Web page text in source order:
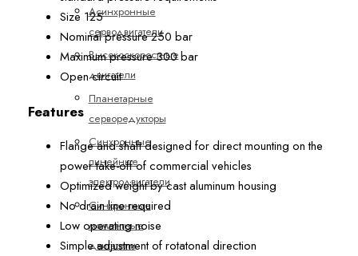
Асинхронные
серводвигатели
Высокоскоростные
двигатели
Планетарные
серворедукторы
Синхронные
линейные
электродвигатели
Синхронные
моментные
двигатели
Size 125
Nominal pressure 250 bar
Maximum pressure 300 bar
Open circuit
Features
Flange and shaft designed for direct mounting on the
power take-off of commercial vehicles
Optimized weight by cast aluminum housing
No drain line required
Low operating noise
Simple adjustment of rotatonal direction